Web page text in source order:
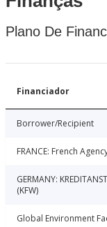
Plano De
Financiador
Borrower/Recipient
FRANCE: French
GERMANY:
(KFW)
Global Environment